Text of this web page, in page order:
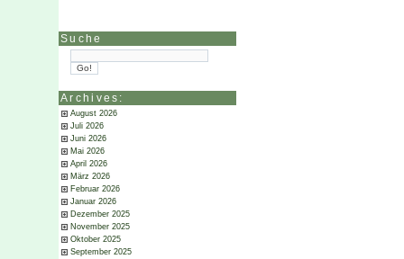
Suche
Archives:
August 2026
Juli 2026
Juni 2026
Mai 2026
April 2026
März 2026
Februar 2026
Januar 2026
Dezember 2025
November 2025
Oktober 2025
September 2025